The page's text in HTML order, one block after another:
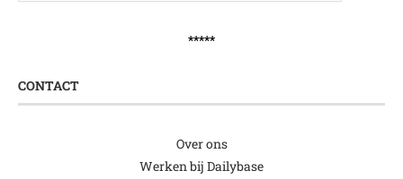
*****
CONTACT
Over ons
Werken bij Dailybase